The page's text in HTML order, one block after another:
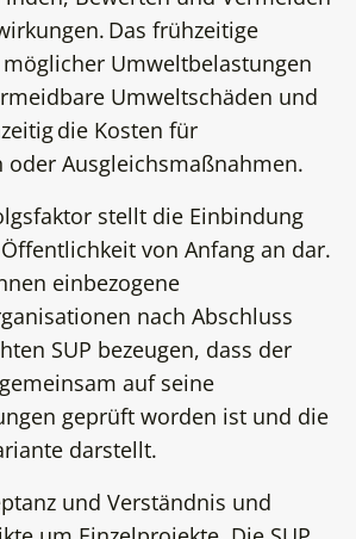
Das frühzeitige
Umweltbelastungen
Umweltschäden und
die Kosten für
oder Ausgleichsmaßnahmen.
stellt die Einbindung
von Anfang an dar.
einbezogene
nach Abschluss
SUP bezeugen, dass der
auf seine
geprüft worden ist und die
darstellt.
und Verständnis und